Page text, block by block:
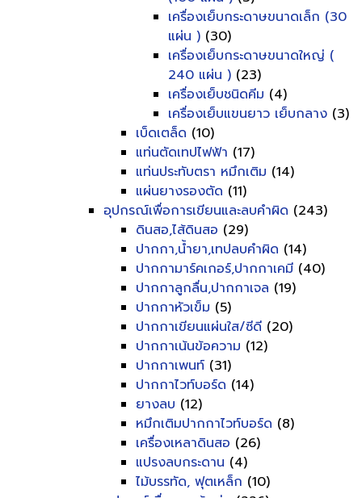
เครื่องเย็บกระดาษขนาดเล็ก (30
แผ่น ) (30)
เครื่องเย็บกระดาษขนาดใหญ่ (
240 แผ่น ) (23)
เครื่องเย็บชนิดคีม (4)
เครื่องเย็บแขนยาว เย็บกลาง (3)
เบ็ดเตล็ด (10)
แท่นตัดเทปไฟฟ้า (17)
แท่นประทับตรา หมึกเติม (14)
แผ่นยางรองตัด (11)
อุปกรณ์เพื่อการเขียนและลบคำผิด (243)
ดินสอ,ไส้ดินสอ (29)
ปากกา,น้ำยา,เทปลบคำผิด (14)
ปากกามาร์คเกอร์,ปากกาเคมี (40)
ปากกาลูกลื่น,ปากกาเจล (19)
ปากกาหัวเข็ม (5)
ปากกาเขียนแผ่นใส/ซีดี (20)
ปากกาเน้นข้อความ (12)
ปากกาเพนท์ (31)
ปากกาไวท์บอร์ด (14)
ยางลบ (12)
หมึกเติมปากกาไวท์บอร์ด (8)
เครื่องเหลาดินสอ (26)
แปรงลบกระดาน (4)
ไม้บรรทัด, ฟุตเหล็ก (10)